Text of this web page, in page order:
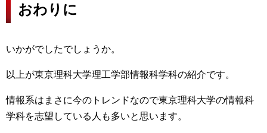
おわりに
いかがでしたでしょうか。
以上が東京理科大学理工学部情報科学科の紹介です。
情報系はまさに今のトレンドなので東京理科大学の情報科
学科を志望している人も多いと思います。